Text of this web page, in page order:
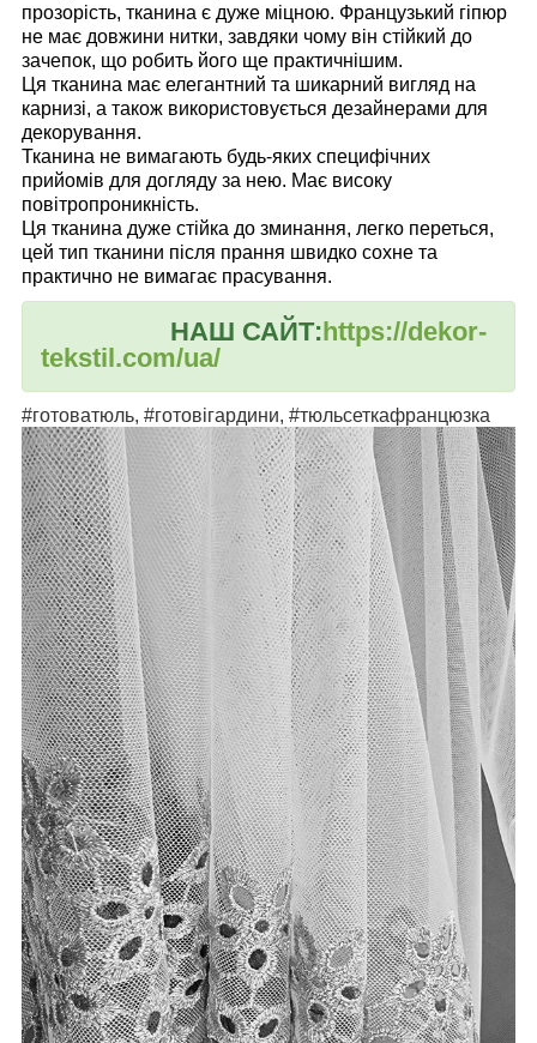
прозорість, тканина є дуже міцною. Французький гіпюр
не має довжини нитки, завдяки чому він стійкий до
зачепок, що робить його ще практичнішим.
Ця тканина має елегантний та шикарний вигляд на
карнизі, а також використовується дезайнерами для
декорування.
Тканина не вимагають будь-яких специфічних
прийомів для догляду за нею. Має високу
повітропроникність.
Ця тканина дуже стійка до зминання, легко переться,
цей тип тканини після прання швидко сохне та
практично не вимагає прасування.
НАШ САЙТ:https://dekor-
tekstil.com/ua/
#готоватюль, #готовігардини, #тюльсеткафранцюзка